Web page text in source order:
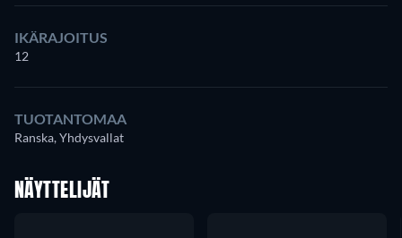
IKÄRAJOITUS
12
TUOTANTOMAA
Ranska, Yhdysvallat
NÄYTTELIJÄT